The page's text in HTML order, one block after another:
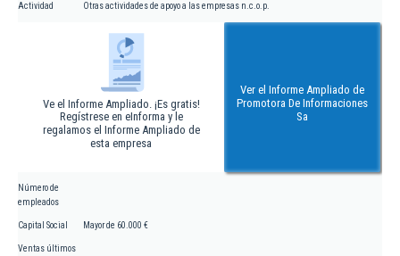
Actividad Otras actividades de apoyo a las empresas n.c.o.p.
Ve el Informe Ampliado. ¡Es gratis!
Regístrese en eInforma y le
regalamos el Informe Ampliado de
esta empresa
Ver el Informe Ampliado de
Promotora De Informaciones
Sa
Número de
empleados
Capital Social Mayor de 60.000 €
Ventas últimos